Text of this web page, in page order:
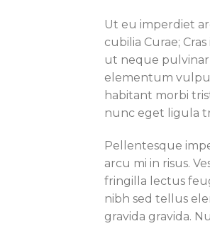
Ut eu imperdiet
cubilia Curae;
ut neque pulvinar
elementum
habitant morbi
nunc eget ligula
Pellentesque
arcu mi in risus.
fringilla lectus
nibh sed tellus
gravida gravida.